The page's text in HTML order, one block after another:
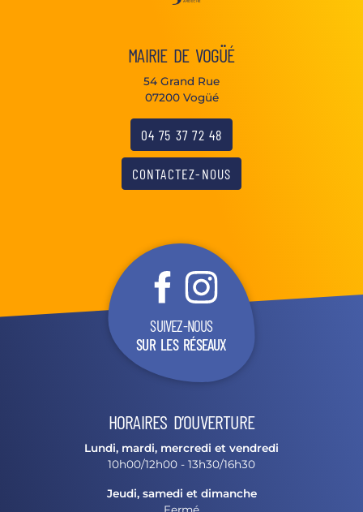
MAIRIE DE VOGÜÉ
54 Grand Rue
07200 Vogüé
04 75 37 72 48
CONTACTEZ-NOUS
SUIVEZ-NOUS
SUR LES RÉSEAUX
HORAIRES D’OUVERTURE
Lundi, mardi, mercredi et vendredi
10h00/12h00 - 13h30/16h30
Jeudi, samedi et dimanche